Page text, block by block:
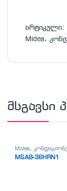
არტიკული:
Midea,
მსგავსი
Midea,
MSAB-36HRN1